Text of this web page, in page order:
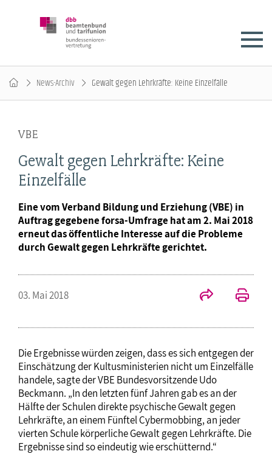
News-Archiv Gewalt gegen Lehrkräfte: Keine Einzelfälle
VBE
Gewalt gegen Lehrkräfte: Keine
Einzelfälle
Eine vom Verband Bildung und Erziehung (VBE) in
Auftrag gegebene forsa-Umfrage hat am 2. Mai 2018
erneut das öffentliche Interesse auf die Probleme
durch Gewalt gegen Lehrkräfte gerichtet.
03. Mai 2018
Die Ergebnisse würden zeigen, dass es sich entgegen der
Einschätzung der Kultusministerien nicht um Einzelfälle
handele, sagte der VBE Bundesvorsitzende Udo
Beckmann. „In den letzten fünf Jahren gab es an der
Hälfte der Schulen direkte psychische Gewalt gegen
Lehrkräfte, an einem Fünftel Cybermobbing, an jeder
vierten Schule körperliche Gewalt gegen Lehrkräfte. Die
Ergebnisse sind so eindeutig wie erschütternd.“